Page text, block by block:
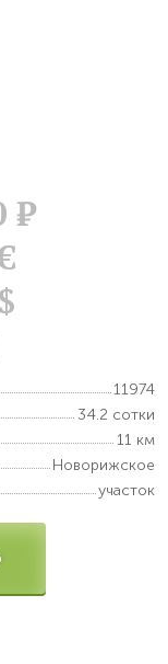
Р
11974
34.2 сотки
11 км
Новорижское
участок